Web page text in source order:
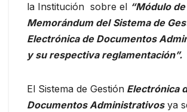
la Institución sobre el “Módulo de
Memorándum del Sistema de
Electrónica de Documentos
y su respectiva reglamentación”.
El Sistema de Gestión Electrónica
Documentos Administrativosya